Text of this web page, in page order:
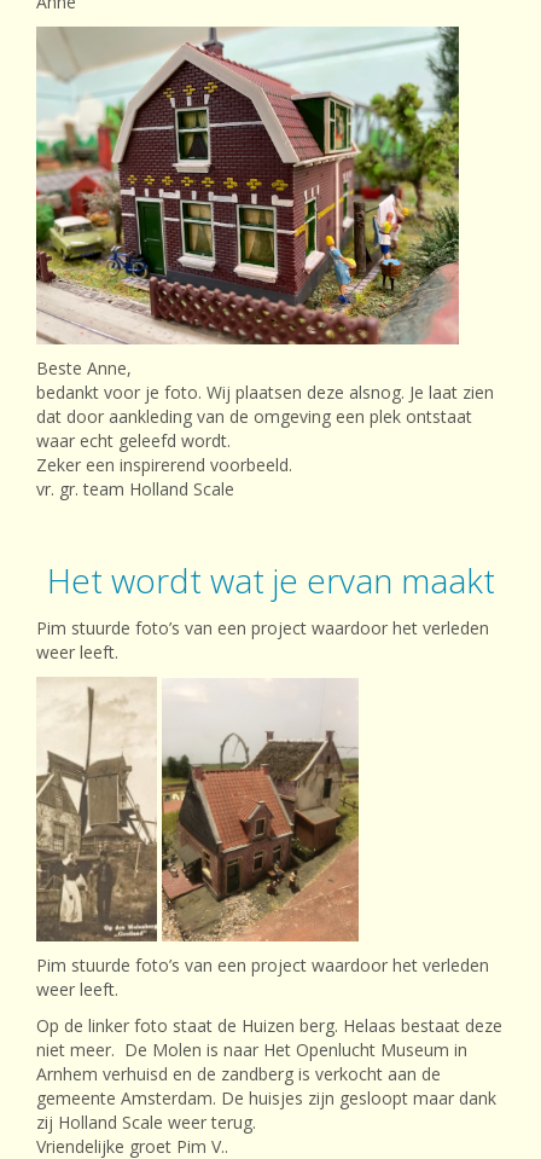
Beste Anne,
bedankt voor je foto. Wij plaatsen deze alsnog. Je laat zien
dat door aankleding van de omgeving een plek ontstaat
waar echt geleefd wordt.
Zeker een inspirerend voorbeeld.
vr. gr. team Holland Scale
Het wordt wat je ervan maakt
Pim stuurde foto’s van een project waardoor het verleden
weer leeft.
Pim stuurde foto’s van een project waardoor het verleden
weer leeft.
Op de linker foto staat de Huizen berg. Helaas bestaat deze
niet meer. De Molen is naar Het Openlucht Museum in
Arnhem verhuisd en de zandberg is verkocht aan de
gemeente Amsterdam. De huisjes zijn gesloopt maar dank
zij Holland Scale weer terug.
Vriendelijke groet Pim V..